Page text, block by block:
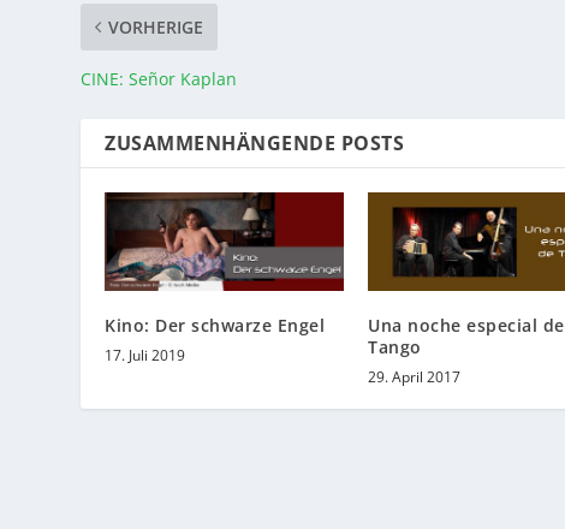
VORHERIGE
CINE: Señor Kaplan
ZUSAMMENHÄNGENDE POSTS
Kino: Der schwarze Engel
17. Juli 2019
Una noche especial de
Tango
29. April 2017